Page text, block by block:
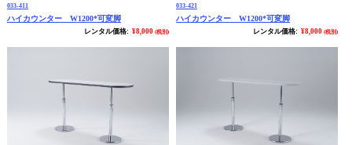
033-411
ハイカウンター W1200*可変脚
レンタル価格:¥8,000 (税別)
033-421
ハイカウンター W1200*可変脚
レンタル価格:¥8,000 (税別)